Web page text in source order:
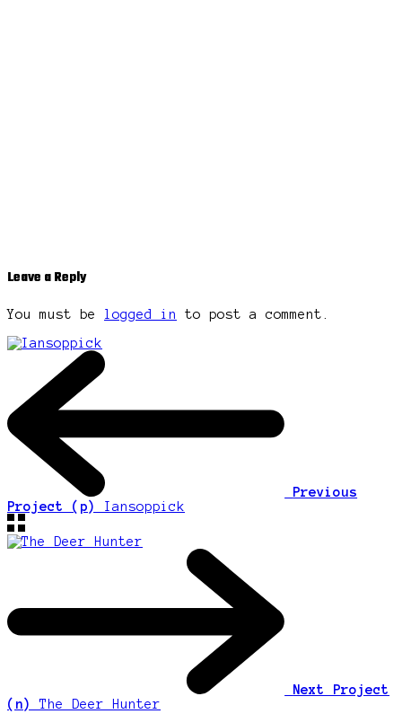
Leave a Reply
You must be logged in to post a comment.
Previous
Project (p) Iansoppick
Next Project
(n)The Deer Hunter